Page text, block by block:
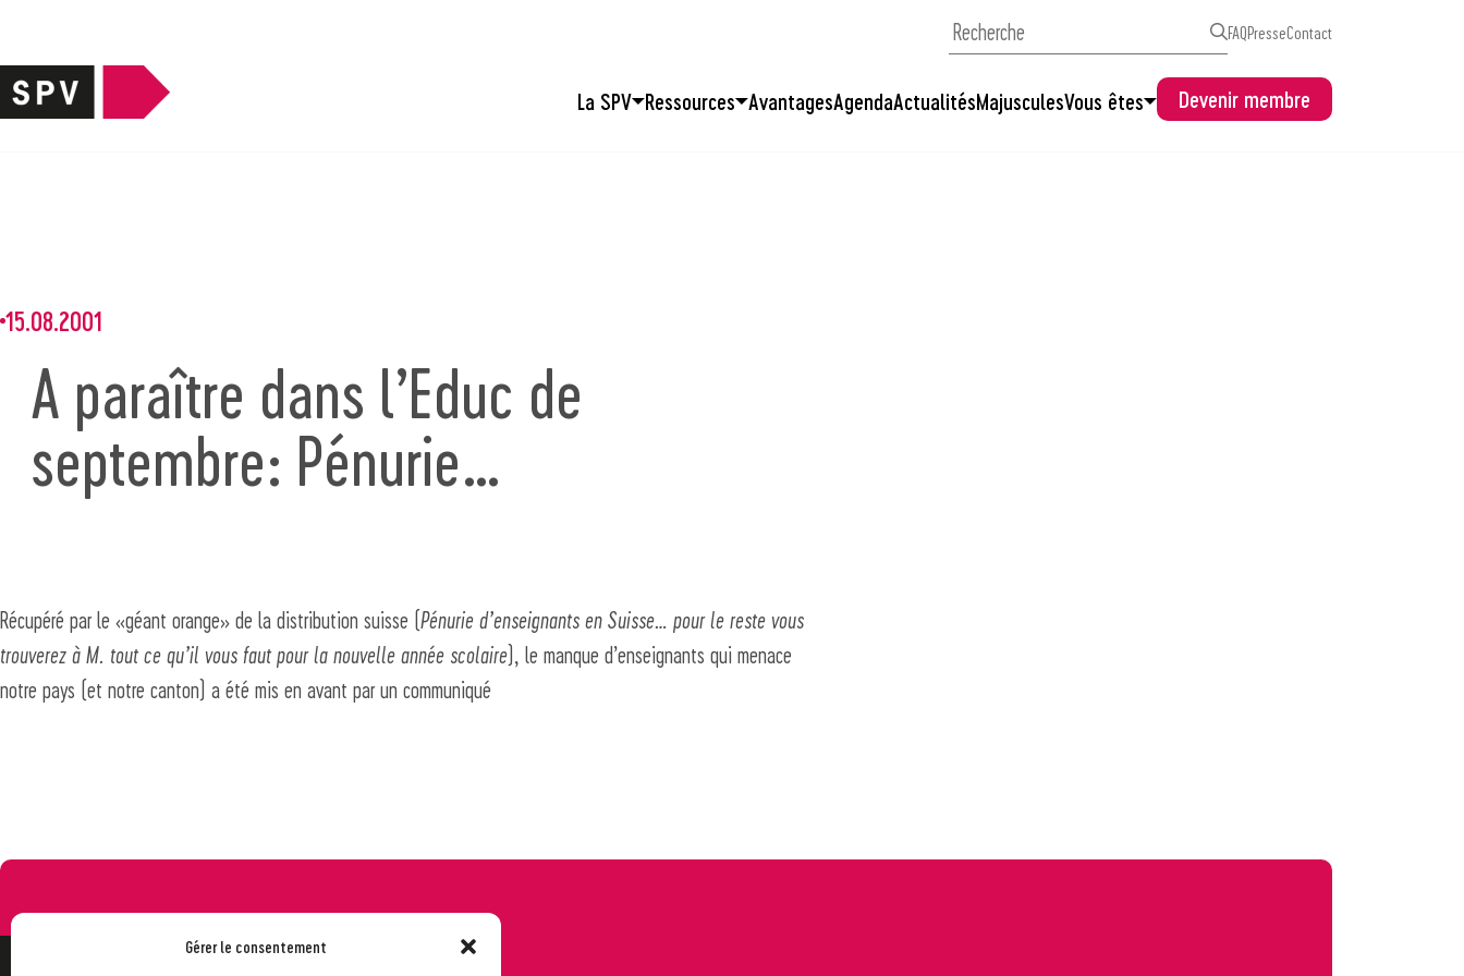
Gérer le consentement
La SPV Ressources AvantagesAgendaActualitésMajusculesVous êtes Devenir membre
FAQPresseContact
15.08.2001
A paraître dans l’Educ de
septembre: Pénurie…
Récupéré par le «géant orange» de la distribution suisse (Pénurie d’enseignants en Suisse… pour le reste vous
trouverez à M. tout ce qu’il vous faut pour la nouvelle année scolaire), le manque d’enseignants qui menace
notre pays (et notre canton) a été mis en avant par un communiqué